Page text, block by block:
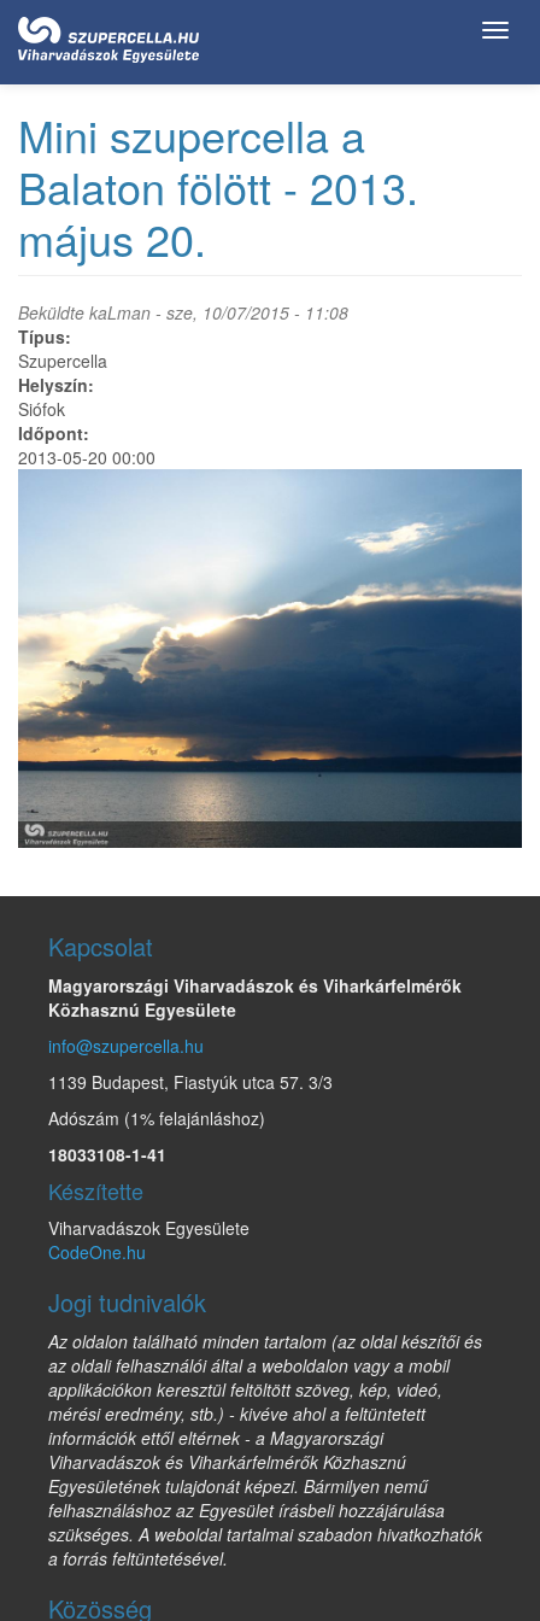
Ugrás
tartalomra
Mini szupercella a
Balaton fölött - 2013.
május 20.
Beküldte kaLman - sze, 10/07/2015 - 11:08
Típus:
Szupercella
Helyszín:
Siófok
Időpont:
2013-05-20 00:00
Kapcsolat
Magyarországi Viharvadászok és Viharkárfelmérők
Közhasznú Egyesülete
info@szupercella.hu
1139 Budapest, Fiastyúk utca 57. 3/3
Adószám (1% felajánláshoz)
18033108-1-41
Készítette
Viharvadászok Egyesülete
CodeOne.hu
Jogi tudnivalók
Az oldalon található minden tartalom (az oldal készítői és
az oldali felhasználói által a weboldalon vagy a mobil
applikációkon keresztül feltöltött szöveg, kép, videó,
mérési eredmény, stb.) - kivéve ahol a feltüntetett
információk ettől eltérnek - a Magyarországi
Viharvadászok és Viharkárfelmérők Közhasznú
Egyesületének tulajdonát képezi. Bármilyen nemű
felhasználáshoz az Egyesület írásbeli hozzájárulása
szükséges. A weboldal tartalmai szabadon hivatkozhatók
a forrás feltüntetésével.
Közösség